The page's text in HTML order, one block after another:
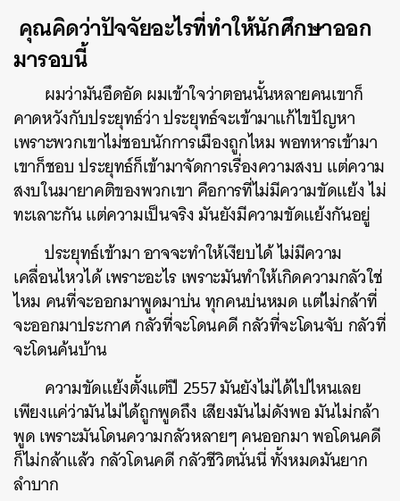
คุณคิดว่าปัจจัยอะไรที่ทำให้นักศึกษาออก
มารอบนี้
ผมว่ามันอึดอัด ผมเข้าใจว่าตอนนั้นหลายคนเขาก็
คาดหวังกับประยุทธ์ว่า ประยุทธ์จะเข้ามาแก้ไขปัญหา
เพราะพวกเขาไม่ชอบนักการเมืองถูกไหม พอทหารเข้ามา
เขาก็ชอบ ประยุทธ์ก็เข้ามาจัดการเรื่องความสงบ แต่ความ
สงบในมายาคติของพวกเขา คือการที่ไม่มีความขัดแย้ง ไม่
ทะเลาะกัน แต่ความเป็นจริง มันยังมีความขัดแย้งกันอยู่
ประยุทธ์เข้ามา อาจจะทำให้เงียบได้ ไม่มีความ
เคลื่อนไหวได้ เพราะอะไร เพราะมันทำให้เกิดความกลัวใช่
ไหม คนที่จะออกมาพูดมาบ่น ทุกคนบ่นหมด แต่ไม่กล้าที่
จะออกมาประกาศ กลัวที่จะโดนคดี กลัวที่จะโดนจับ กลัวที่
จะโดนค้นบ้าน
ความขัดแย้งตั้งแต่ปี 2557 มันยังไม่ได้ไปไหนเลย
เพียงแค่ว่ามันไม่ได้ถูกพูดถึง เสียงมันไม่ดังพอ มันไม่กล้า
พูด เพราะมันโดนความกลัวหลายๆ คนออกมา พอโดนคดี
ก็ไม่กล้าแล้ว กลัวโดนคดี กลัวชีวิตนั่นนี่ ทั้งหมดมันยาก
ลำบาก
SHARE TWEET LINE EMAIL